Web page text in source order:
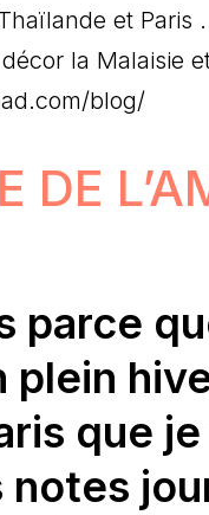
et Paris
la Malaisie
blog/
DE
parce
plein
que